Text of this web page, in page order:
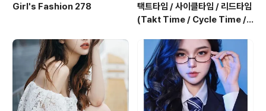
Girl's Fashion 278
택트타임 / 사이클타임 / 리드타임
(Takt Time / Cycle Time / L